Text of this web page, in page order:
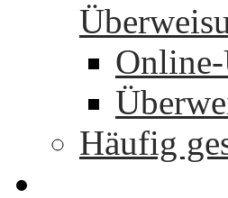
Häufig